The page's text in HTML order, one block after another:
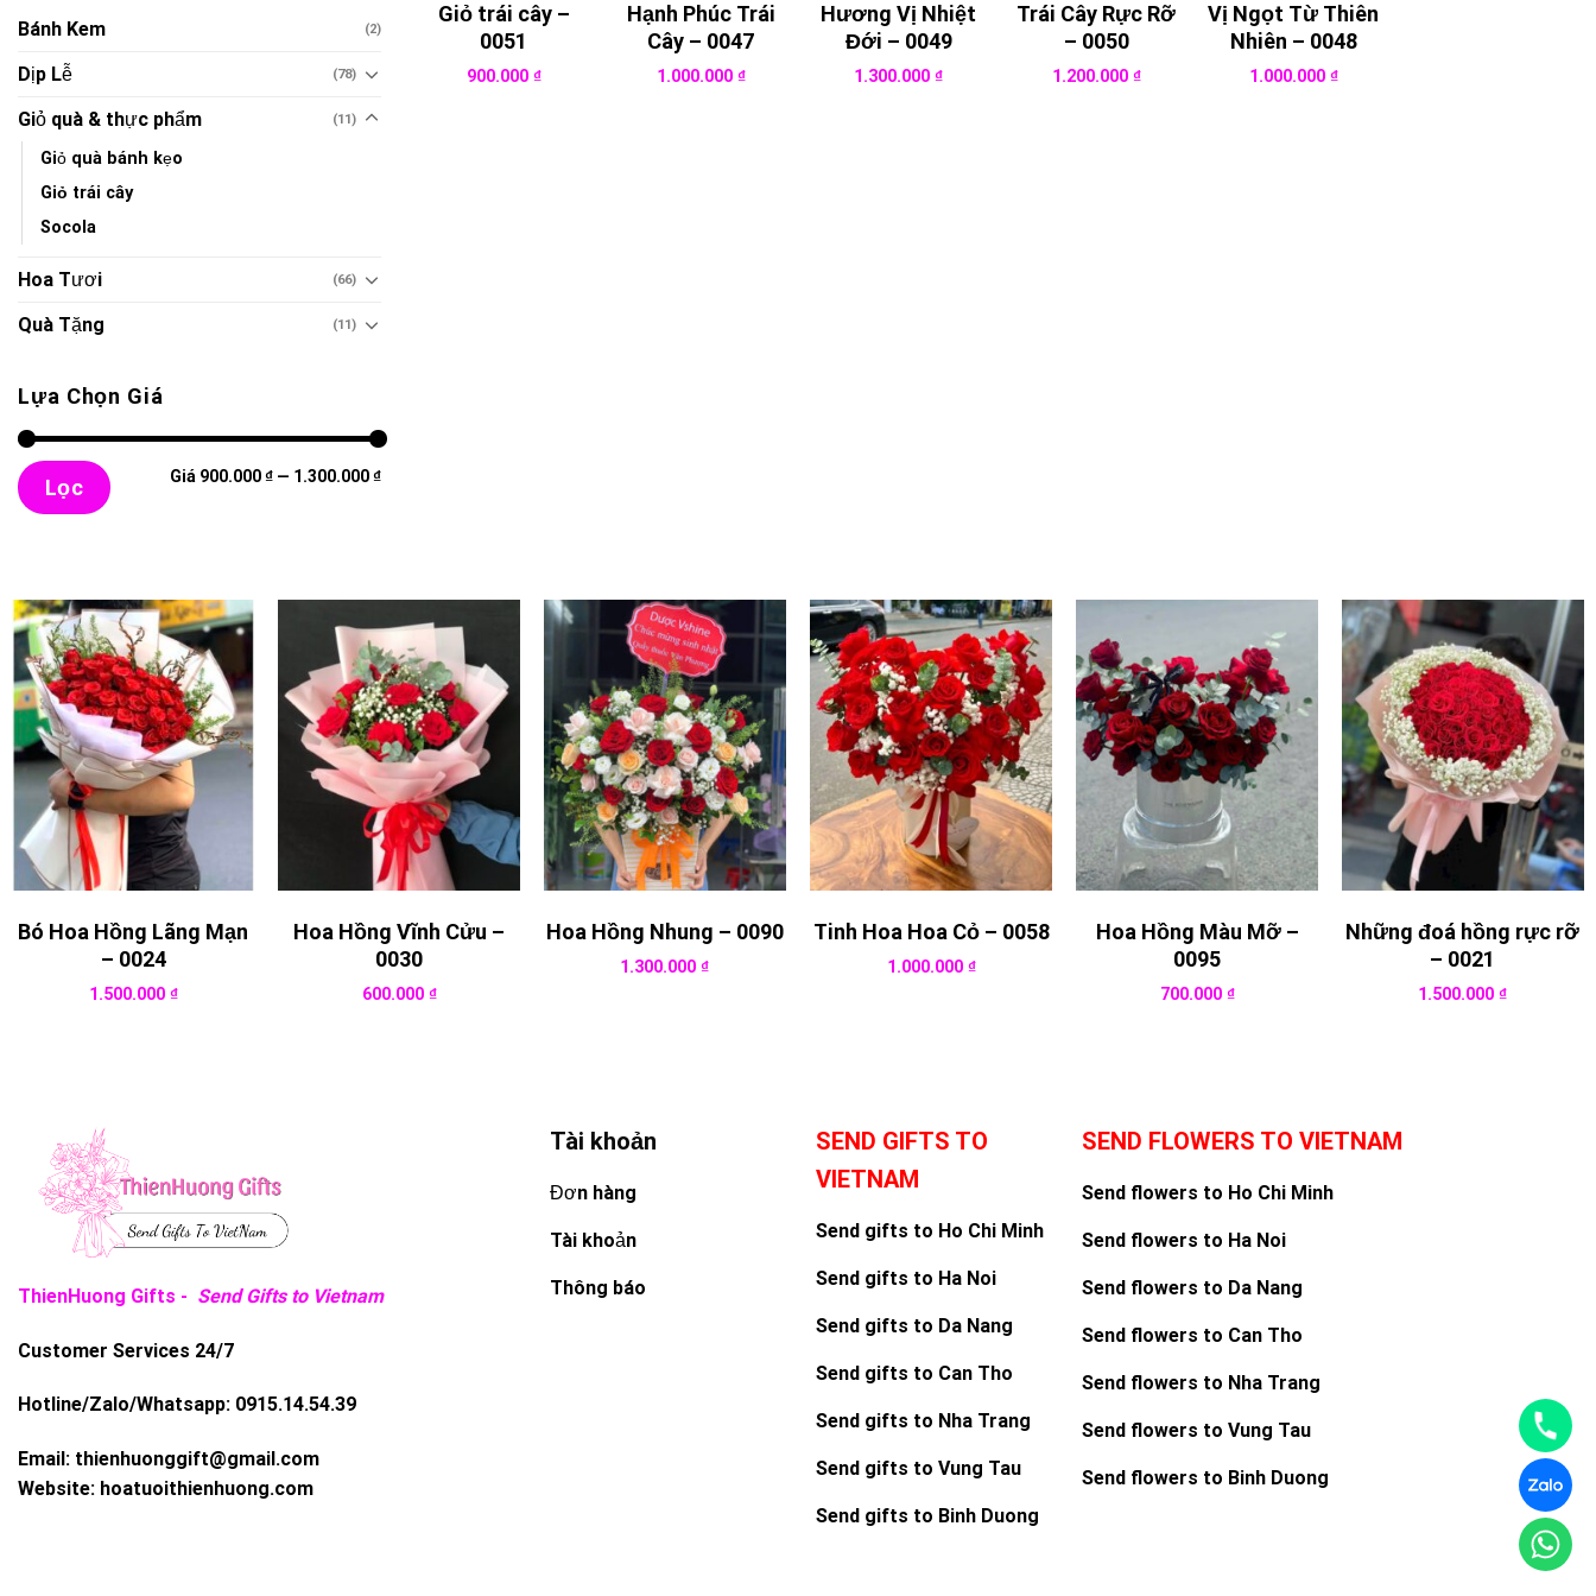
Bánh Kem (2)
Dịp Lễ (78)
Giỏ quà & thực phẩm (11)
Giỏ quà bánh kẹo
Giỏ trái cây
Socola
Hoa Tươi (66)
Quà Tặng (11)
Lựa Chọn Giá
Giá
thấp
nhất
Giá
cao
nhấtLọc Giá 900.000 ₫ — 1.300.000 ₫
Giỏ trái cây –
0051
900.000 ₫
Hạnh Phúc Trái
Cây – 0047
1.000.000 ₫
Hương Vị Nhiệt
Đới – 0049
1.300.000₫
Trái Cây Rực Rỡ
– 0050
1.200.000 ₫
Vị Ngọt Từ Thiên
Nhiên – 0048
1.000.000 ₫
Bó Hoa Hồng Lãng Mạn
– 0024
1.500.000 ₫
Hoa Hồng Vĩnh Cửu –
0030
600.000 ₫
Hoa Hồng Nhung – 0090
1.300.000₫
Tinh Hoa Hoa Cỏ – 0058
1.000.000 ₫
Hoa Hồng Màu Mỡ –
0095
700.000 ₫
Những đoá hồng rực rỡ
– 0021
1.500.000₫
ThienHuong Gifts - Send Gifts to Vietnam
Customer Services 24/7
Hotline/Zalo/Whatsapp: 0915.14.54.39
Email: thienhuonggift@gmail.com
Website: hoatuoithienhuong.com
Tài khoản
Đơn hàng
Tài khoản
Thông báo
SEND GIFTS TO
VIETNAM
Send gifts to Ho Chi Minh
Send gifts to Ha Noi
Send gifts to Da Nang
Send gifts to Can Tho
Send gifts to Nha Trang
Send gifts to Vung Tau
Send gifts to Binh Duong
SEND FLOWERS TO VIETNAM
Send flowers to Ho Chi Minh
Send flowers to Ha Noi
Send flowers to Da Nang
Send flowers to Can Tho
Send flowers to Nha Trang
Send flowers to Vung Tau
Send flowers to Binh Duong